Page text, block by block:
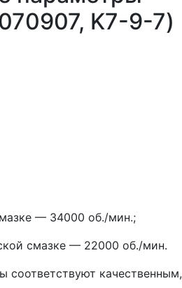
K7-9-7)
— 34000 об./мин.;
смазке — 22000 об./мин.
соответствуют